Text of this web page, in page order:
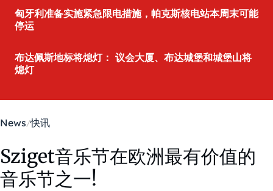
匈牙利准备实施紧急限电措施，帕克斯核电站本周末可能
停运
布达佩斯地标将熄灯： 议会大厦、布达城堡和城堡山将
熄灯
News 快讯
Sziget音乐节在欧洲最有价值的
音乐节之一!